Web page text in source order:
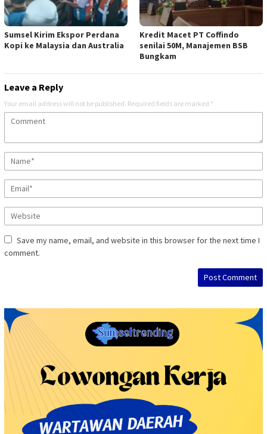
Sumsel Kirim Ekspor Perdana
Kopi ke Malaysia dan Australia
Kredit Macet PT Coffindo
senilai 50M, Manajemen BSB
Bungkam
Leave a Reply
Your email address will not be published. Required fields are marked *
Save my name, email, and website in this browser for the next time I
comment.